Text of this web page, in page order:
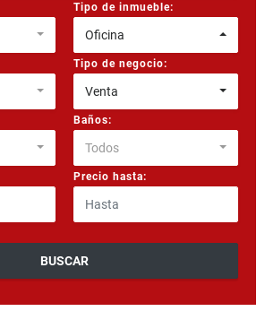
Tipo de inmueble:
Oficina
Tipo de negocio:
Venta
Baños:
Todos
Precio hasta:
BUSCAR